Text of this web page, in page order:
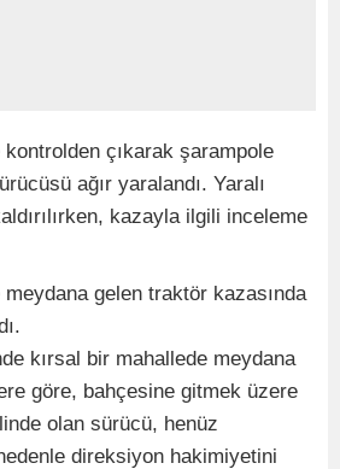
çıkarak şarampole
ağır yaralandı. Yaralı
kazayla ilgili inceleme
gelen traktör kazasında
kırsal bir mahallede meydana
göre, bahçesine gitmek üzere
olan sürücü, henüz
direksiyon hakimiyetini